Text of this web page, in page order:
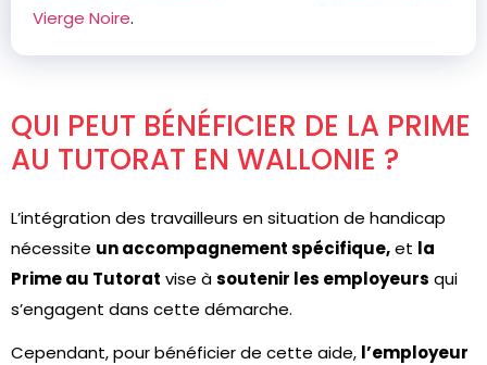
Vierge Noire.
QUI PEUT BÉNÉFICIER DE LA PRIME
AU TUTORAT EN WALLONIE ?
L’intégration des travailleurs en situation de handicap
nécessite un accompagnement spécifique,et la
Prime au Tutorat vise àsoutenir les employeurs qui
s’engagent dans cette démarche.
Cependant, pour bénéficier de cette aide, l’employeur